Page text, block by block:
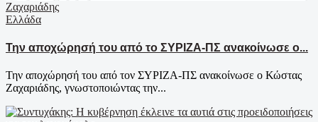
Ελλάδα
Την αποχώρησή του από το ΣΥΡΙΖΑ-ΠΣ ανακοίνωσε ο...
Την αποχώρησή του από τον ΣΥΡΙΖΑ-ΠΣ ανακοίνωσε ο Κώστας
Ζαχαριάδης, γνωστοποιώντας την...